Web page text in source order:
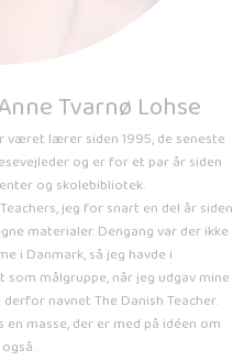
Tvarnø Lohse
været lærer siden 1995, de seneste
og er for et par år siden
og skolebibliotek.
jeg for snart en del år siden
materialer. Dengang var der ikke
i Danmark, så jeg havde i
målgruppe, når jeg udgav mine
navnet The Danish Teacher.
masse, der er med på idéen om